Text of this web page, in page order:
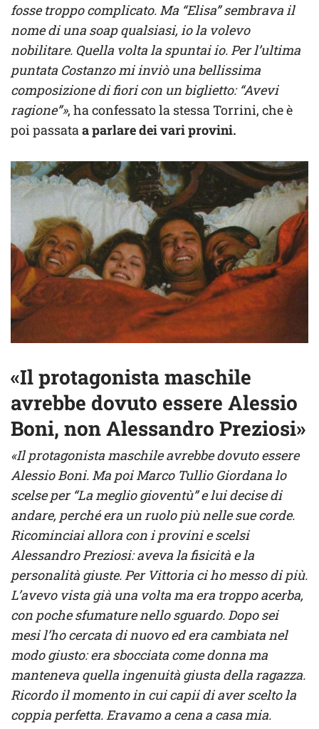
fosse troppo complicato. Ma “Elisa” sembrava il
nome di una soap qualsiasi, io la volevo
nobilitare. Quella volta la spuntai io. Per l’ultima
puntata Costanzo mi inviò una bellissima
composizione di fiori con un biglietto: “Avevi
ragione”», ha confessato la stessa Torrini, che è
poi passata a parlare dei vari provini.
«Il protagonista maschile
avrebbe dovuto essere Alessio
Boni, non Alessandro Preziosi»
«Il protagonista maschile avrebbe dovuto essere
Alessio Boni. Ma poi Marco Tullio Giordana lo
scelse per “La meglio gioventù” e lui decise di
andare, perché era un ruolo più nelle sue corde.
Ricominciai allora con i provini e scelsi
Alessandro Preziosi: aveva la fisicità e la
personalità giuste. Per Vittoria ci ho messo di più.
L’avevo vista già una volta ma era troppo acerba,
con poche sfumature nello sguardo. Dopo sei
mesi l’ho cercata di nuovo ed era cambiata nel
modo giusto: era sbocciata come donna ma
manteneva quella ingenuità giusta della ragazza.
Ricordo il momento in cui capii di aver scelto la
coppia perfetta. Eravamo a cena a casa mia.